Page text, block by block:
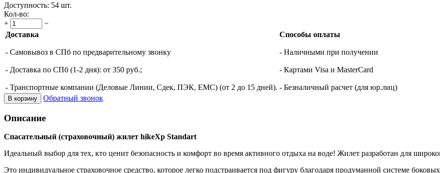
Доступность: 54 шт.
Кол-во:
+
−
Доставка
- Самовывоз в СПб по предварительному звонку
- Доставка по СПб (1-2 дня): от 350 руб.;
- Транспортные компании (Деловые Линии, Сдек, ПЭК, ЕМС) (от 2 до 15 дней).
Способы оплаты
- Наличными при получении
- Картами Visa и MasterCard
- Безналичный расчет (для юр.лиц)
В корзину Обратный звонок
Описание
Спасательный (страховочный) жилет hikeXp Standart
Идеальный выбор для тех, кто ценит безопасность и комфорт во время активного отдыха на воде! Жилет разработан для
Это индивидуальное страховочное средство, которое легко подстраивается под фигуру благодаря продуманной системе